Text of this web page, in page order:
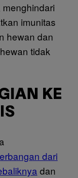
imunitas
hewan dan
tidak
KE
dari
dan